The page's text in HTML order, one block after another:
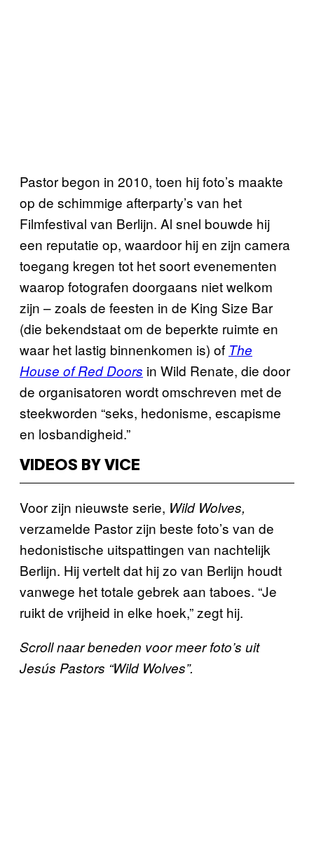
Pastor begon in 2010, toen hij foto’s maakte
op de schimmige afterparty’s van het
Filmfestival van Berlijn. Al snel bouwde hij
een reputatie op, waardoor hij en zijn camera
toegang kregen tot het soort evenementen
waarop fotografen doorgaans niet welkom
zijn – zoals de feesten in de King Size Bar
(die bekendstaat om de beperkte ruimte en
waar het lastig binnenkomen is) of The
House of Red Doors in Wild Renate, die door
de organisatoren wordt omschreven met de
steekworden “seks, hedonisme, escapisme
en losbandigheid.”
VIDEOS BY VICE
Voor zijn nieuwste serie, Wild Wolves,
verzamelde Pastor zijn beste foto’s van de
hedonistische uitspattingen van nachtelijk
Berlijn. Hij vertelt dat hij zo van Berlijn houdt
vanwege het totale gebrek aan taboes. “Je
ruikt de vrijheid in elke hoek,” zegt hij.
Scroll naar beneden voor meer foto’s uit
Jesús Pastors “Wild Wolves”.